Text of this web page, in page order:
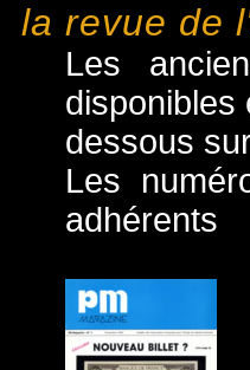
la revue de
Les
disponibles
dessous
Les
adhérents